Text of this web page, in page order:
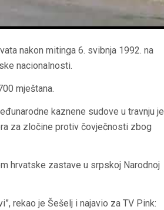
nakon mitinga 6. svibnja 1992. na
nacionalnosti.
mještana.
kaznene sudove u travnju je
za zločine protiv čovječnosti zbog
hrvatske zastave u srpskoj Narodnoj
rekao je Šešelj i najavio za TV Pink: